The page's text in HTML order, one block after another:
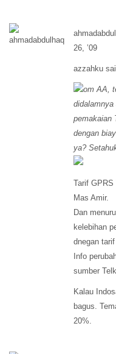
26, ’09
azzahku
om AA,
didalamnya
pemakaian
dengan
ya?
Tarif GPRS
Mas Amir.
Dan
kelebihan
dnegan
Info
sumber
Kalau
bagus.
20%.